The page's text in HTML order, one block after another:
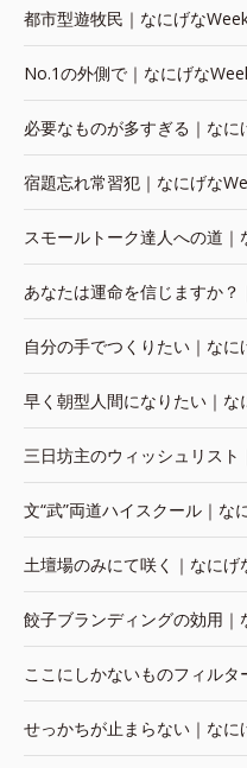
都市型遊牧民｜なにげな
No.1の外側で｜なにげな
必要なものが多すぎる｜なに
宿題忘れ常習犯｜なにげな
スモールトーク達人への道｜
あなたは運命を信じますか？
自分の手でつくりたい｜なに
早く朝型人間になりたい｜な
三日坊主のウィッシュリスト
文“武”両道ハイスクール｜な
土壇場のみにて咲く｜なにげ
餃子ブランディングの効用｜
ここにしかないものフィル
せっかちが止まらない｜なに